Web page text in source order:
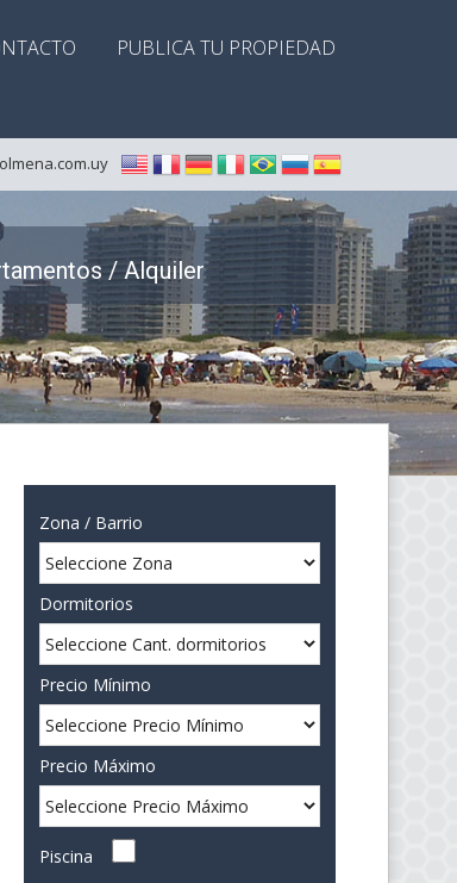
PUBLICA TU PROPIEDAD
/ Alquiler
Zona / Barrio
Dormitorios
Precio Mínimo
Precio Máximo
Piscina